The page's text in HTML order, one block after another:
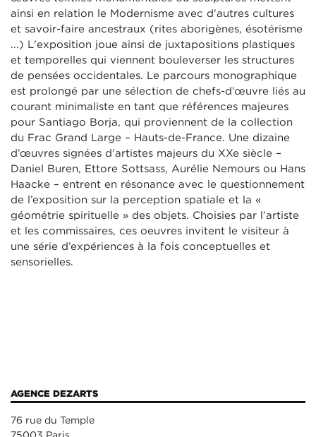
ainsi en relation le Modernisme avec d'autres cultures
et savoir-faire ancestraux (rites aborigènes, ésotérisme
...) L'exposition joue ainsi de juxtapositions plastiques
et temporelles qui viennent bouleverser les structures
de pensées occidentales. Le parcours monographique
est prolongé par une sélection de chefs-d’œuvre liés au
courant minimaliste en tant que références majeures
pour Santiago Borja, qui proviennent de la collection
du Frac Grand Large – Hauts-de-France. Une dizaine
d’œuvres signées d’artistes majeurs du XXe siècle –
Daniel Buren, Ettore Sottsass, Aurélie Nemours ou Hans
Haacke – entrent en résonance avec le questionnement
de l’exposition sur la perception spatiale et la «
géométrie spirituelle » des objets. Choisies par l’artiste
et les commissaires, ces oeuvres invitent le visiteur à
une série d’expériences à la fois conceptuelles et
sensorielles.
AGENCE DEZARTS
76 rue du Temple